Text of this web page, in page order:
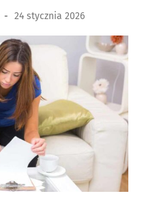
- 24 stycznia 2026